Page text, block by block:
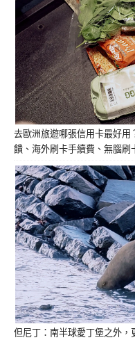
去歐洲旅遊哪張信用卡最好
饋、海外刷卡手續費、無腦刷
但尼丁：南半球愛丁堡之外